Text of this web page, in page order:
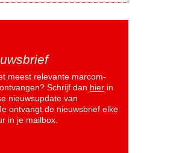
meest relevante marcom-
Schrijf dan hier in
nieuwsupdate van
ontvangt de nieuwsbrief elke
in je mailbox.